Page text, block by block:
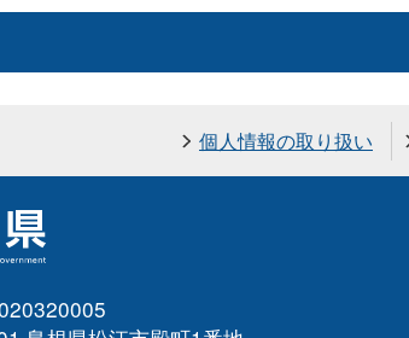
個人情報の取り扱い